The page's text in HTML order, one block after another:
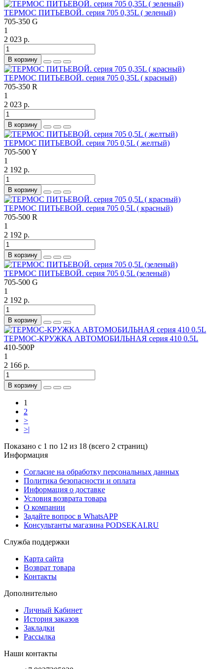
ТЕРМОС ПИТЬЕВОЙ. серия 705 0,35L ( зеленый)
705-350 G
1
2 023 р.
В корзину
ТЕРМОС ПИТЬЕВОЙ. серия 705 0,35L ( красный)
705-350 R
1
2 023 р.
В корзину
ТЕРМОС ПИТЬЕВОЙ. серия 705 0,5L ( желтый)
705-500 Y
1
2 192 р.
В корзину
ТЕРМОС ПИТЬЕВОЙ. серия 705 0,5L ( красный)
705-500 R
1
2 192 р.
В корзину
ТЕРМОС ПИТЬЕВОЙ. серия 705 0,5L (зеленый)
705-500 G
1
2 192 р.
В корзину
ТЕРМОС-КРУЖКА АВТОМОБИЛЬНАЯ серия 410 0.5L
410-500Р
1
2 166 р.
В корзину
1
2
>
>|
Показано с 1 по 12 из 18 (всего 2 страниц)
Информация
Согласие на обработку персональных данных
Политика безопасности и оплата
Информация о доставке
Условия возврата товара
О компании
Задайте вопрос в WhatsAPP
Консультанты магазина PODSEKAI.RU
Служба поддержки
Карта сайта
Возврат товара
Контакты
Дополнительно
Личный Кабинет
История заказов
Закладки
Рассылка
Наши контакты